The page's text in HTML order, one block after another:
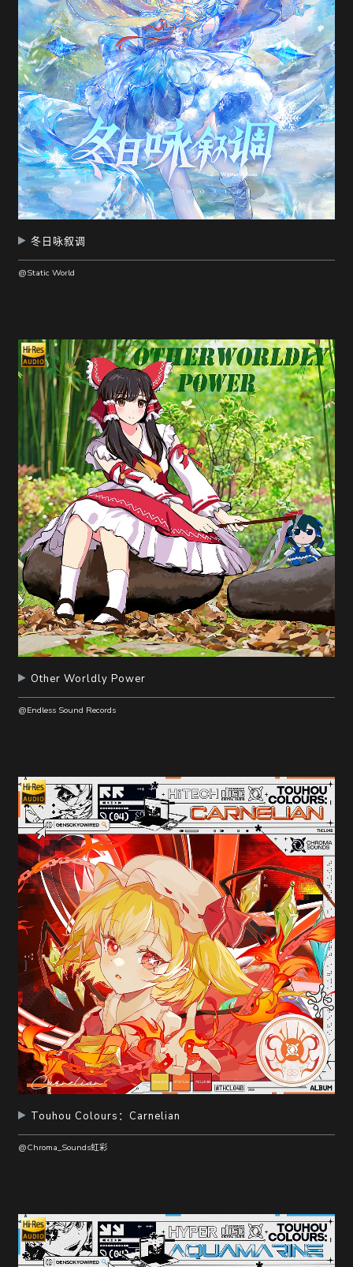
冬日咏叙调
@Static World
Other Worldly Power
@Endless Sound Records
Touhou Colours：Carnelian
@Chroma_Sounds虹彩